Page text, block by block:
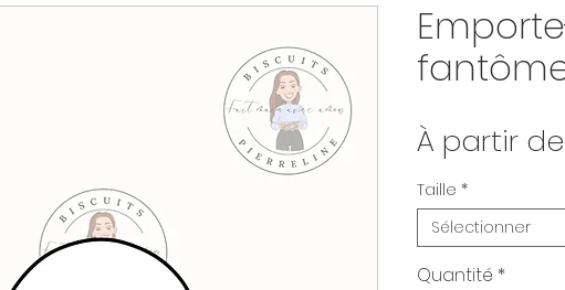
À partir de
Taille *
Sélectionner
Quantité *